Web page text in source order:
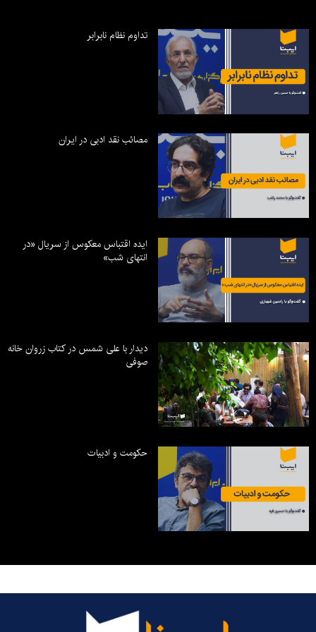
تداوم نظام نابرابر
مصائب نقد ادبی در ایران
ایده اقتباس معکوس از سریال «در
انتهای شب»
دیدار با علی شمس در کتاب زروان خانه
صوفی
حکومت و ادبیات